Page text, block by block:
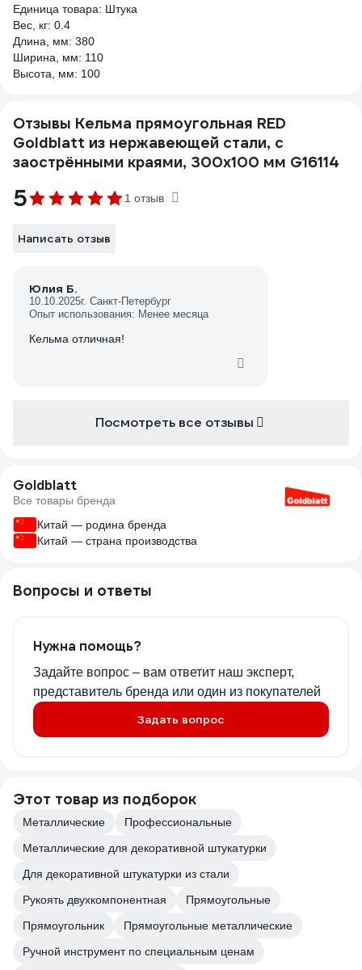
Единица товара: Штука
Вес, кг: 0.4
Длина, мм: 380
Ширина, мм: 110
Высота, мм: 100
Отзывы Кельма прямоугольная RED
Goldblatt из нержавеющей стали, с
заострёнными краями, 300х100 мм G16114
5 1 отзыв
Написать отзыв
Юлия Б.
10.10.2025г. Санкт-Петербург
Опыт использования: Менее месяца
Кельма отличная!
Посмотреть все отзывы
Goldblatt
Все товары бренда
Китай — родина бренда
Китай — страна производства
Вопросы и ответы
Нужна помощь?
Задайте вопрос – вам ответит наш эксперт,
представитель бренда или один из покупателей
Задать вопрос
Этот товар из подборок
Металлические
Профессиональные
Металлические для декоративной штукатурки
Для декоративной штукатурки из стали
Рукоять двухкомпонентная
Прямоугольные
Прямоугольник
Прямоугольные металлические
Ручной инструмент по специальным ценам